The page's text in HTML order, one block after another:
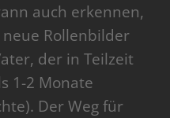
auch erkennen,
Rollenbilder
der in Teilzeit
1-2 Monate
Der Weg für